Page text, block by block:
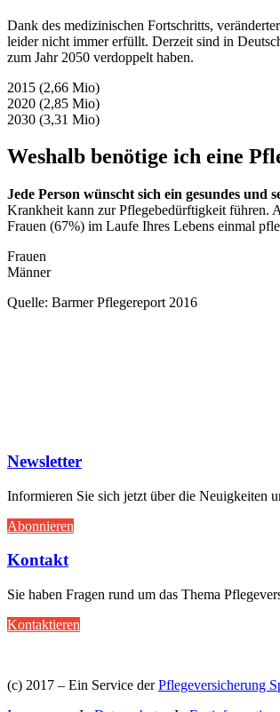
Dank des medizinischen Fortschritts,
leider nicht immer erfüllt. Derzeit sind in
zum Jahr 2050 verdoppelt haben.
2015 (2,66 Mio)
2020 (2,85 Mio)
2030 (3,31 Mio)
Weshalb benötige ich eine
Jede Person wünscht sich ein gesundes und
Krankheit kann zur Pflegebedürftigkeit führen.
Frauen (67%) im Laufe Ihres Lebens einmal
Frauen
Männer
Quelle: Barmer Pflegereport 2016
Newsletter
Informieren Sie sich jetzt über die Neuigkeiten
Abonnieren
Kontakt
Sie haben Fragen rund um das Thema
Kontaktieren
(c) 2017 – Ein Service derPflegeversicherung